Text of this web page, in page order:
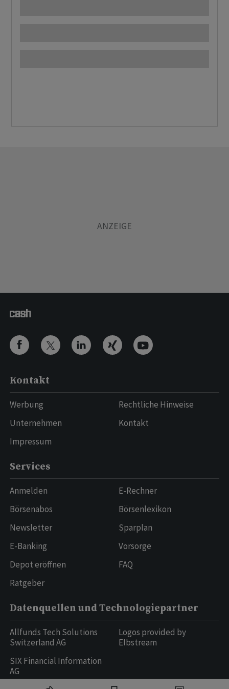
Kontakt
Werbung
Unternehmen
Impressum
Rechtliche Hinweise
Kontakt
Services
Anmelden
Börsenabos
Newsletter
E-Banking
Depot eröffnen
Ratgeber
E-Rechner
Börsenlexikon
Sparplan
Vorsorge
FAQ
Datenquellen und Technologiepartner
Allfunds Tech Solutions
Switzerland AG
SIX Financial Information
AG
Logos provided by
Elbstream